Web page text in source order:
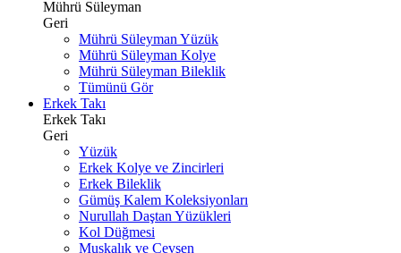
Mührü Süleyman
Geri
Mührü Süleyman Yüzük
Mührü Süleyman Kolye
Mührü Süleyman Bileklik
Tümünü Gör
Erkek Takı
Erkek Takı
Geri
Yüzük
Erkek Kolye ve Zincirleri
Erkek Bileklik
Gümüş Kalem Koleksiyonları
Nurullah Daştan Yüzükleri
Kol Düğmesi
Muskalık ve Cevşen